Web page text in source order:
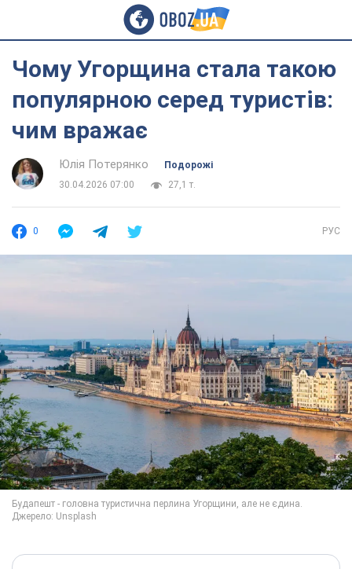
Чому Угорщина стала такою
популярною серед туристів:
чим вражає
Юлія Потерянко
Подорожі
30.04.2026 07:00
27,1 т.
0 РУС